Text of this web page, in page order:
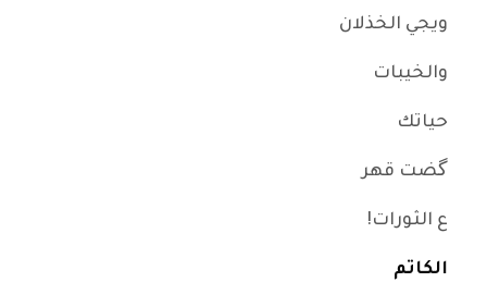
ويجي الخذلان
والخيبات
حياتك
گضت قهر
ع الثورات!
الكاتم